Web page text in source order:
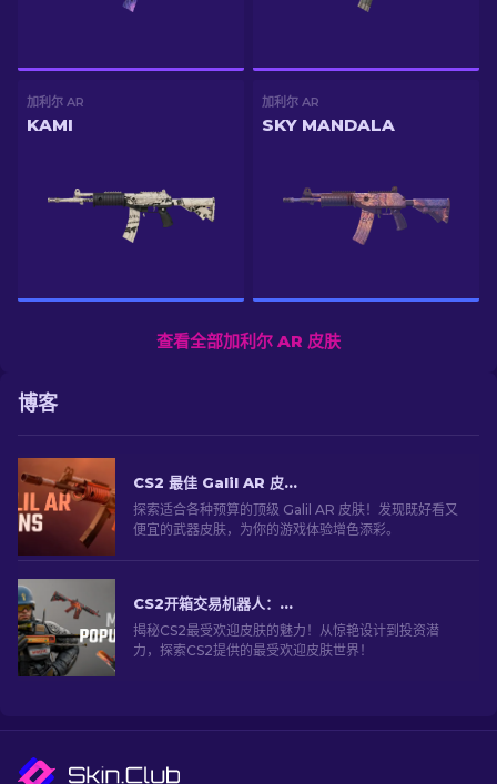
加利尔 AR
KAMI
加利尔 AR
SKY MANDALA
查看全部加利尔 AR 皮肤
博客
CS2 最佳 Galil AR 皮肤推荐（适合任何预算）：终极指南 [2026]
探索适合各种预算的顶级 Galil AR 皮肤！发现既好看又
便宜的武器皮肤，为你的游戏体验增色添彩。
CS2开箱交易机器人：深入探索
揭秘CS2最受欢迎皮肤的魅力！从惊艳设计到投资潜
力，探索CS2提供的最受欢迎皮肤世界！